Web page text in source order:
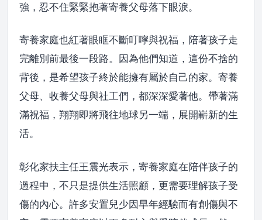
強，忍不住緊緊抱著寄養父母落下眼淚。
寄養家庭也紅著眼眶不斷叮嚀與祝福，陪著孩子走
完離別前最後一段路。因為他們知道，這份不捨的
背後，是希望孩子終於能擁有屬於自己的家。寄養
父母、收養父母與社工們，都深深愛著他。帶著滿
滿祝福，翔翔即將飛往地球另一端，展開嶄新的生
活。
彰化家扶主任王震光表示，寄養家庭在陪伴孩子的
過程中，不只是提供生活照顧，更需要理解孩子受
傷的內心。許多安置兒少因早年經驗而有創傷與不